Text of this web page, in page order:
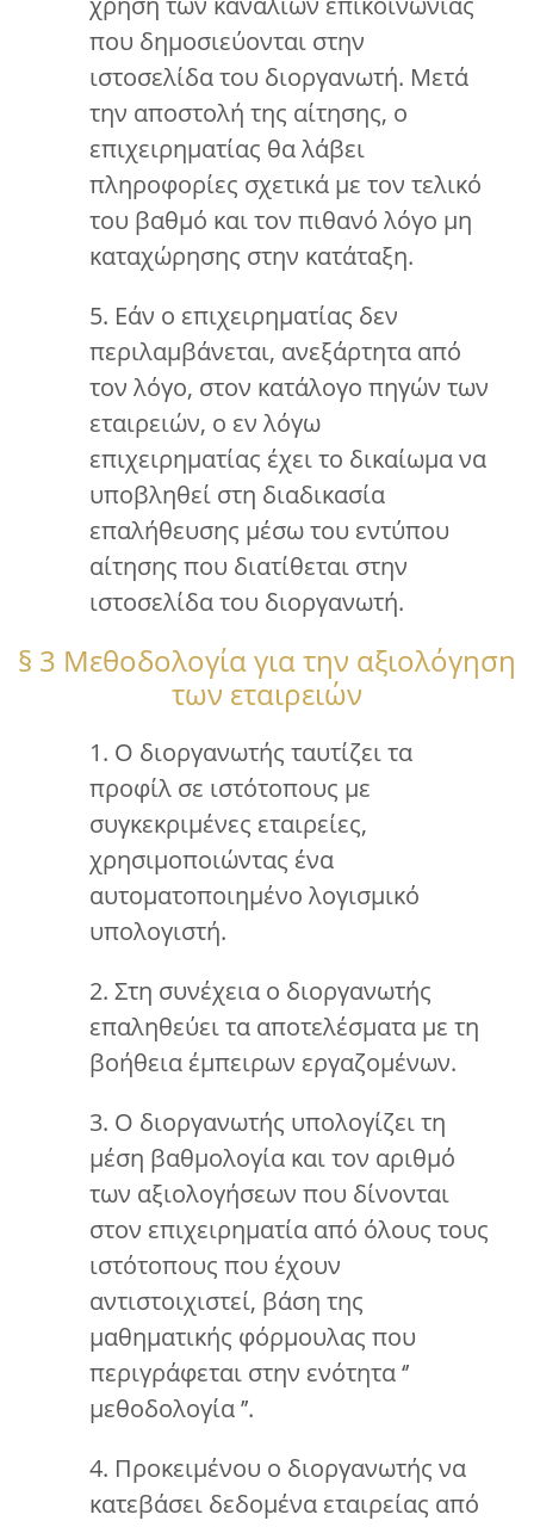
που δημοσιεύονται στην
ιστοσελίδα του διοργανωτή. Μετά
την αποστολή της αίτησης, ο
επιχειρηματίας θα λάβει
πληροφορίες σχετικά με τον τελικό
του βαθμό και τον πιθανό λόγο μη
καταχώρησης στην κατάταξη.
5. Εάν ο επιχειρηματίας δεν
περιλαμβάνεται, ανεξάρτητα από
τον λόγο, στον κατάλογο πηγών των
εταιρειών, ο εν λόγω
επιχειρηματίας έχει το δικαίωμα να
υποβληθεί στη διαδικασία
επαλήθευσης μέσω του εντύπου
αίτησης που διατίθεται στην
ιστοσελίδα του διοργανωτή.
§ 3 Μεθοδολογία για την αξιολόγηση
των εταιρειών
1. Ο διοργανωτής ταυτίζει τα
προφίλ σε ιστότοπους με
συγκεκριμένες εταιρείες,
χρησιμοποιώντας ένα
αυτοματοποιημένο λογισμικό
υπολογιστή.
2. Στη συνέχεια ο διοργανωτής
επαληθεύει τα αποτελέσματα με τη
βοήθεια έμπειρων εργαζομένων.
3. Ο διοργανωτής υπολογίζει τη
μέση βαθμολογία και τον αριθμό
των αξιολογήσεων που δίνονται
στον επιχειρηματία από όλους τους
ιστότοπους που έχουν
αντιστοιχιστεί, βάση της
μαθηματικής φόρμουλας που
περιγράφεται στην ενότητα ‘’
μεθοδολογία ’’.
4. Προκειμένου ο διοργανωτής να
κατεβάσει δεδομένα εταιρείας από